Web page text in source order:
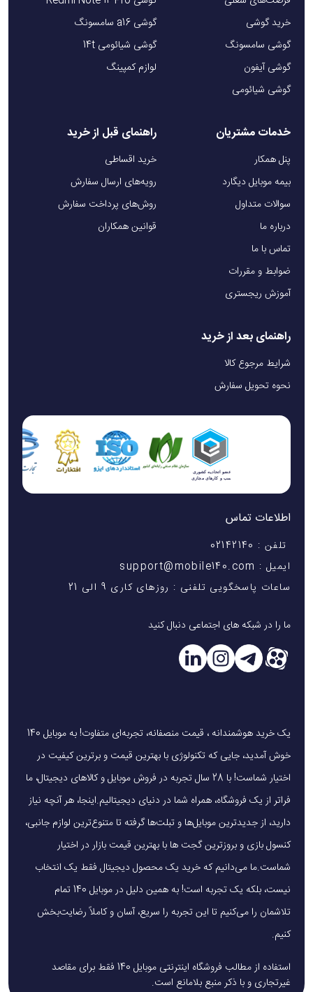
خرید گوشی
گوشی سامسونگ
گوشی آیفون
گوشی شیائومی
گوشی a16 سامسونگ
گوشی شیائومی 14t
لوازم کمپینگ
خدمات مشتریان
پنل همکار
بیمه موبایل دیگارد
سوالات متداول
درباره ما
تماس با ما
ضوابط و مقررات
آموزش ریجستری
راهنمای قبل از خرید
خرید اقساطی
رویه‌های ارسال سفارش
روش‌های پرداخت سفارش
قوانین همکاران
راهنمای بعد از خرید
شرایط مرجوع کالا
نحوه تحویل سفارش
اطلاعات تماس
تلفن : 02142140
ایمیل : support@mobile140.com
ساعات پاسخگویی تلفنی : روزهای کاری 9 الی 21
ما را در شبکه های اجتماعی دنبال کنید
یک خرید هوشمندانه ، قیمت منصفانه، تجربه‌ای متفاوت! به موبایل 140
خوش آمدید، جایی که تکنولوژی با بهترین قیمت و برترین کیفیت در
اختیار شماست! با 28 سال تجربه در فروش موبایل و کالاهای دیجیتال، ما
فراتر از یک فروشگاه، همراه شما در دنیای دیجیتالیم.اینجا، هر آنچه نیاز
دارید، از جدیدترین موبایل‌ها و تبلت‌ها گرفته تا متنوع‌ترین لوازم جانبی،
کنسول بازی و بروزترین گجت ها با بهترین قیمت بازار در اختیار
شماست.ما می‌دانیم که خرید یک محصول دیجیتال فقط یک انتخاب
نیست، بلکه یک تجربه است! به همین دلیل در موبایل 140 تمام
تلاشمان را می‌کنیم تا این تجربه را سریع، آسان و کاملاً رضایت‌بخش
کنیم.
استفاده از مطالب فروشگاه اینترنتی موبایل 140 فقط برای مقاصد
غیرتجاری و با ذکر منبع بلامانع است.